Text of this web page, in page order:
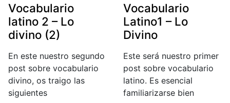
Vocabulario
latino 2 – Lo
divino (2)
En este nuestro segundo
post sobre vocabulario
divino, os traigo las
siguientes
Vocabulario
Latino1 – Lo
Divino
Este será nuestro primer
post sobre vocabulario
latino. Es esencial
familiarizarse bien